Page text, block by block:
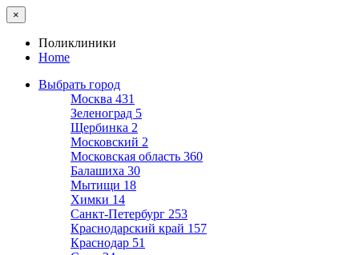
×
Поликлиники
Home
Выбрать город
Москва 431
Зеленоград 5
Щербинка 2
Московский 2
Московская область 360
Балашиха 30
Мытищи 18
Химки 14
Санкт-Петербург 253
Краснодарский край 157
Краснодар 51